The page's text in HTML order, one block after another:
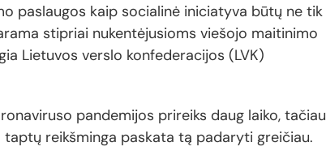
paslaugos kaip socialinė iniciatyva būtų ne tik
stipriai nukentėjusioms viešojo maitinimo
Lietuvos verslo konfederacijos (LVK)
pandemijos prireiks daug laiko, tačiau
reikšminga paskata tą padaryti greičiau.